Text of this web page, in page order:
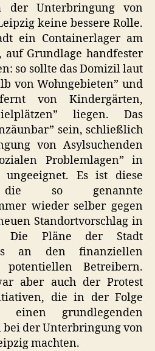
der Unterbringung von
keine bessere Rolle.
ein Containerlager am
auf Grundlage handfester
so sollte das Domizil laut
von Wohngebieten” und
von Kindergärten,
liegen. Das
sein, schließlich
von Asylsuchenden
Problemlagen” in
ungeeignet. Es ist diese
die so genannte
wieder selber gegen
Standortvorschlag in
Die Pläne der Stadt
an den finanziellen
potentiellen Betreibern.
aber auch der Protest
die in der Folge
grundlegenden
bei der Unterbringung von
machten.